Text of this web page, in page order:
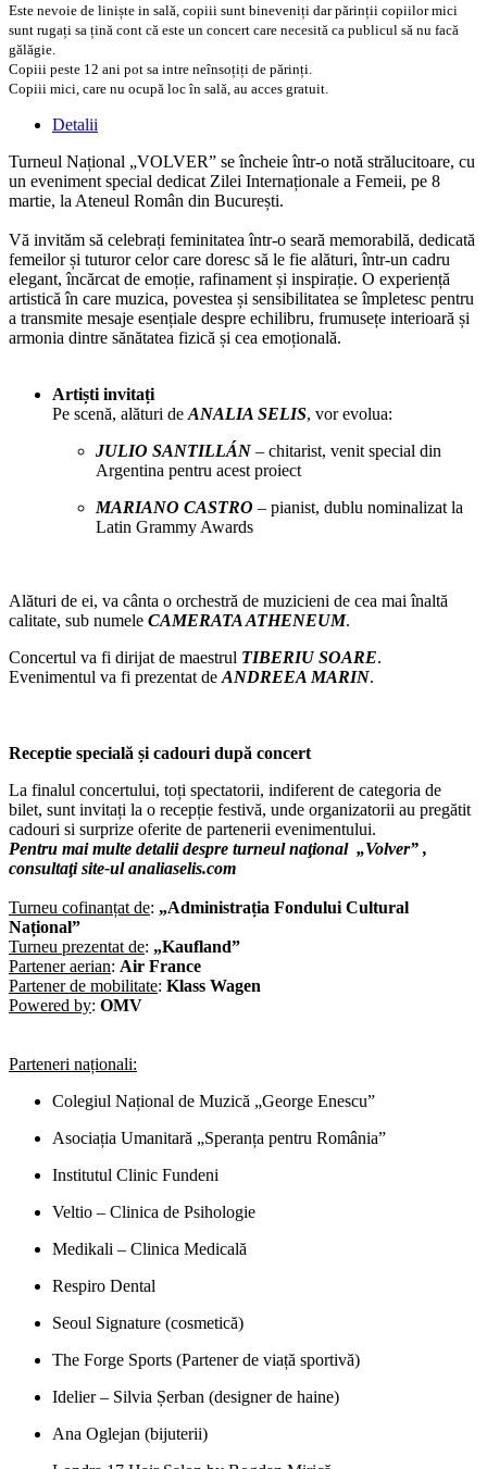
Este nevoie de liniște in sală, copiii sunt bineveniți dar părinții copiilor mici
sunt rugați sa țină cont că este un concert care necesită ca publicul să nu facă
gălăgie.
Copiii peste 12 ani pot sa intre neînsoțiți de părinți.
Copiii mici, care nu ocupă loc în sală, au acces gratuit.
Detalii
Turneul Național „VOLVER” se încheie într-o notă strălucitoare, cu
un eveniment special dedicat Zilei Internaționale a Femeii, pe 8
martie, la Ateneul Român din București.
Vă invităm să celebrați feminitatea într-o seară memorabilă, dedicată
femeilor și tuturor celor care doresc să le fie alături, într-un cadru
elegant, încărcat de emoție, rafinament și inspirație. O experiență
artistică în care muzica, povestea și sensibilitatea se împletesc pentru
a transmite mesaje esențiale despre echilibru, frumusețe interioară și
armonia dintre sănătatea fizică și cea emoțională.
Artiști invitați
Pe scenă, alături de ANALIA SELIS, vor evolua:
JULIO SANTILLÁN – chitarist, venit special din
Argentina pentru acest proiect
MARIANO CASTRO – pianist, dublu nominalizat la
Latin Grammy Awards
Alături de ei, va cânta o orchestră de muzicieni de cea mai înaltă
calitate, sub numele CAMERATA ATHENEUM.
Concertul va fi dirijat de maestrul TIBERIU SOARE.
Evenimentul va fi prezentat de ANDREEA MARIN.
Receptie specială și cadouri după concert
La finalul concertului, toți spectatorii, indiferent de categoria de
bilet, sunt invitați la o recepție festivă, unde organizatorii au pregătit
cadouri si surprize oferite de partenerii evenimentului.
Pentru mai multe detalii despre turneul naţional „Volver” ,
consultaţi site-ul analiaselis.com
Turneu cofinanțat de: „Administrația Fondului Cultural
Național”
Turneu prezentat de: „Kaufland”
Partener aerian: Air France
Partener de mobilitate: Klass Wagen
Powered by: OMV
Parteneri naționali:
Colegiul Național de Muzică „George Enescu”
Asociația Umanitară „Speranța pentru România”
Institutul Clinic Fundeni
Veltio – Clinica de Psihologie
Medikali – Clinica Medicală
Respiro Dental
Seoul Signature (cosmetică)
The Forge Sports (Partener de viață sportivă)
Idelier – Silvia Șerban (designer de haine)
Ana Oglejan (bijuterii)